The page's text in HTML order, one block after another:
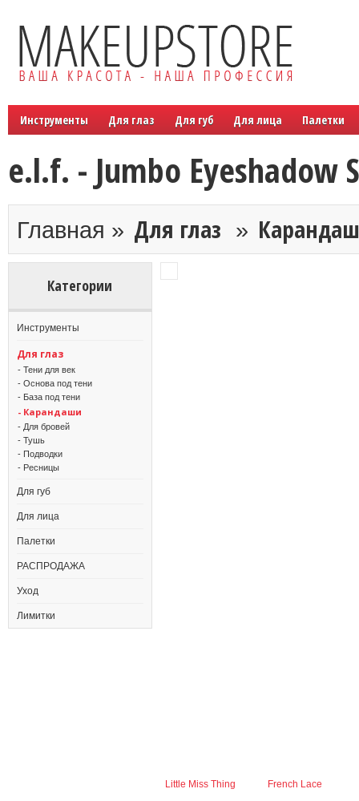
Инструменты Для глаз Для губ Для лица Палетки
e.l.f. - Jumbo Eyeshadow
Главная » Для глаз »
Категории
Инструменты
Для глаз
- Тени для век
- Основа под тени
- База под тени
- Карандаши
- Для бровей
- Тушь
- Подводки
- Ресницы
Для губ
Для лица
Палетки
РАСПРОДАЖА
Уход
Лимитки
Little Miss Thing French Lace